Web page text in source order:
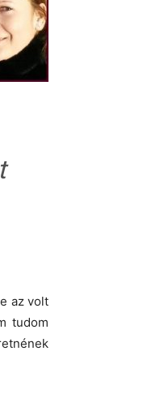
az volt
tudom